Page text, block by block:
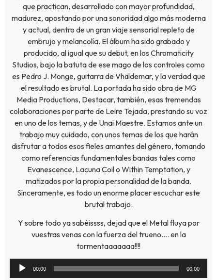
que practican, desarrollado con mayor profundidad,
madurez, apostando por una sonoridad algo más moderna
y actual, dentro de un gran viaje sensorial repleto de
embrujo y melancolía. El álbum ha sido grabado y
producido, al igual que su debut, en los Chromaticity
Studios, bajo la batuta de ese mago de los controles como
es Pedro J. Monge, guitarra de Vhäldemar, y la verdad que
el resultado es brutal. La portada ha sido obra de MG
Media Productions, Destacar, también, esas tremendas
colaboraciones por parte de Leire Tejada, prestando su voz
en uno de los temas, y de Unai Maestre. Estamos ante un
trabajo muy cuidado, con unos temas de los que harán
disfrutar a todos esos fieles amantes del género, tomando
como referencias fundamentales bandas tales como
Evanescence, Lacuna Coil o Within Temptation, y
matizados por la propia personalidad de la banda.
Sinceramente, es todo un enorme placer escuchar este
brutal trabajo.
Y sobre todo ya sabéissss, dejad que el Metal fluya por
vuestras venas con la fuerza del trueno…. en la
tormentaaaaaaa!!!!
Reproductor
de
00:00 00:00